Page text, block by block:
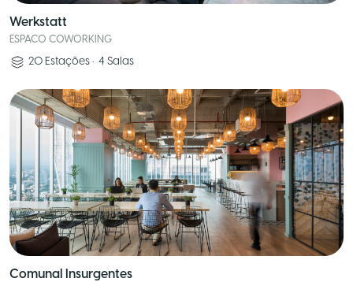
Werkstatt
ESPACO COWORKING
20 Estações • 4 Salas
Comunal Insurgentes